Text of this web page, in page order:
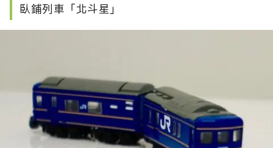
臥鋪列車「北斗星」